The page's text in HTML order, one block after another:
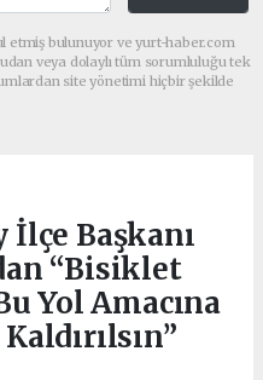
etmiş bulunuyor ve yurt-haber.com
veya dolaylı tüm sorumluluğu tek
site yönetimi hiçbir şekilde
İlçe Başkanı
“Bisiklet
Yol Amacına